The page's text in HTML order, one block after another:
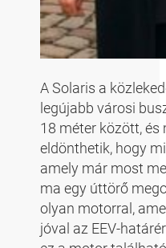
A Solaris a
legújabb városi
18 méter között,
eldönthetik, hogy
amely már most
ma egy úttörő
olyan motorral,
jóval az EEV-